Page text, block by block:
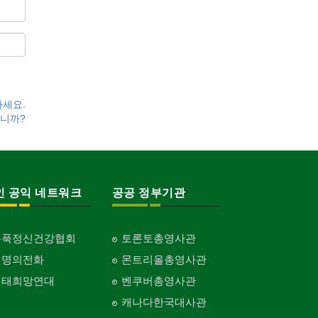
요.
까?
공익 네트워크
정신건강협회
의전화
희망연대
공공 정부기관
토론토총영사관
몬트리올총영사관
벤쿠버총영사관
캐나다한국대사관